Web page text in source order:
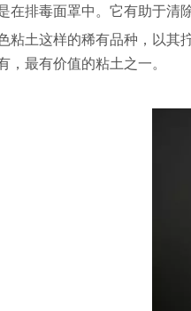
排毒面罩中。它有助于清
粘土这样的稀有品种，以
最有价值的粘土之一。